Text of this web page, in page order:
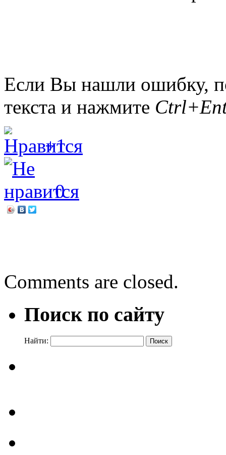
Если Вы нашли ошибку,
текста и нажмите
+1
0
Comments are closed.
Поиск по сайту
Найти: